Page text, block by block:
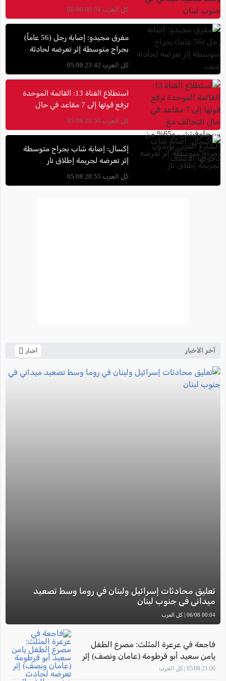
لبنان
كل العرب 00:04 06/08
مفرق مجيدو: إصابة رجل (56 عاماً)
بجراح متوسطة إثر تعرضه لحادثة
عنف
كل العرب 23:42 05/08
استطلاع القناة 13: القائمة الموحدة
ترفع قوتها إلى 7 مقاعد في حال
الشارع العربي يؤيدون دخولها الائتلاف
كل العرب 20:50 05/08
إكسال: إصابة شاب بجراح متوسطة
إثر تعرضه لجريمة إطلاق نار
كل العرب 20:55 05/08
آخر الأخبار أخبار
تعليق محادثات إسرائيل ولبنان في روما وسط تصعيد
ميداني في جنوب لبنان
00:04 06/08 | كل العرب
فاجعة في عرعرة المثلث: مصرع الطفل
يامن سعيد أبو قرطومة (عامان ونصف) إثر
تعرضه لحادث دهس والشرطة تعتقل
21:06 05/08 | كل العرب